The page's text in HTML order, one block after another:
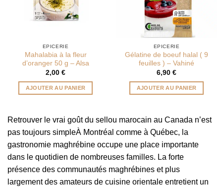
EPICERIE
Mahalabia à la fleur
d’oranger 50 g – Alsa
2,00 €
AJOUTER AU PANIER
EPICERIE
Gélatine de boeuf halal ( 9
feuilles ) – Vahiné
6,90 €
AJOUTER AU PANIER
Retrouver le vrai goût du sellou marocain au Canada n’est
pas toujours simpleÀ Montréal comme à Québec, la
gastronomie maghrébine occupe une place importante
dans le quotidien de nombreuses familles. La forte
présence des communautés maghrébines et plus
largement des amateurs de cuisine orientale entretient un